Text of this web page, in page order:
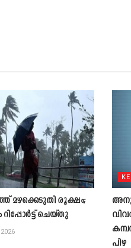
മഴക്കെടുതി രൂക്ഷം;
ചെയ്തു
പിഴ